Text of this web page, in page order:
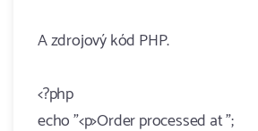
A zdrojový kód PHP.
<?php
echo "<p>Order processed at ";